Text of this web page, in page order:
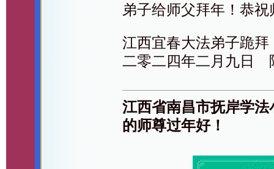
弟子给师父拜年！恭
江西宜春大法弟子跪拜
二零二四年二月九日
江西省南昌市抚岸学
的师尊过年好！